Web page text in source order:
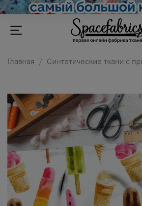
Главная Синтетические ткани с